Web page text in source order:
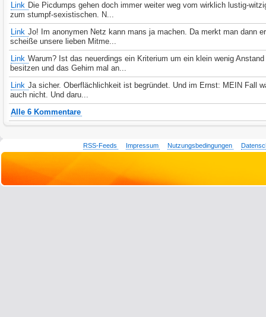
Link Die Picdumps gehen doch immer weiter weg vom wirklich lustig-
zum stumpf-sexistischen. N...
Link Jo! Im anonymen Netz kann mans ja machen. Da merkt man dann
scheiße unsere lieben Mitme...
Link Warum? Ist das neuerdings ein Kriterium um ein klein wenig
besitzen und das Gehirn mal an...
Link Ja sicher. Oberflächlichkeit ist begründet. Und im Ernst: MEIN Fall
auch nicht. Und daru...
Alle 6 Kommentare
RSS-Feeds Impressum Nutzungsbedingungen